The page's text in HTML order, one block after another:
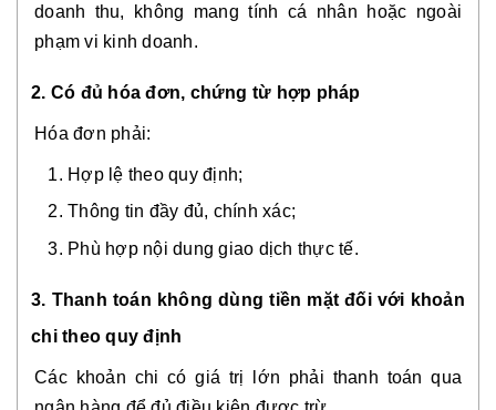
doanh thu, không mang tính cá nhân hoặc ngoài
phạm vi kinh doanh.
2. Có đủ hóa đơn, chứng từ hợp pháp
Hóa đơn phải:
Hợp lệ theo quy định;
Thông tin đầy đủ, chính xác;
Phù hợp nội dung giao dịch thực tế.
3. Thanh toán không dùng tiền mặt đối với khoản
chi theo quy định
Các khoản chi có giá trị lớn phải thanh toán qua